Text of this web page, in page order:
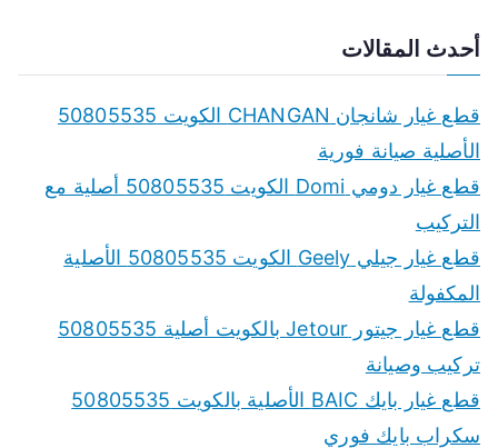
r
أحدث المقالات
قطع غيار شانجان CHANGAN الكويت 50805535
الأصلية صيانة فورية
قطع غيار دومي Domi الكويت 50805535 أصلية مع
التركيب
قطع غيار جيلي Geely الكويت 50805535 الأصلية
المكفولة
قطع غيار جيتور Jetour بالكويت أصلية 50805535
تركيب وصيانة
قطع غيار بايك BAIC الأصلية بالكويت 50805535
سكراب بايك فوري